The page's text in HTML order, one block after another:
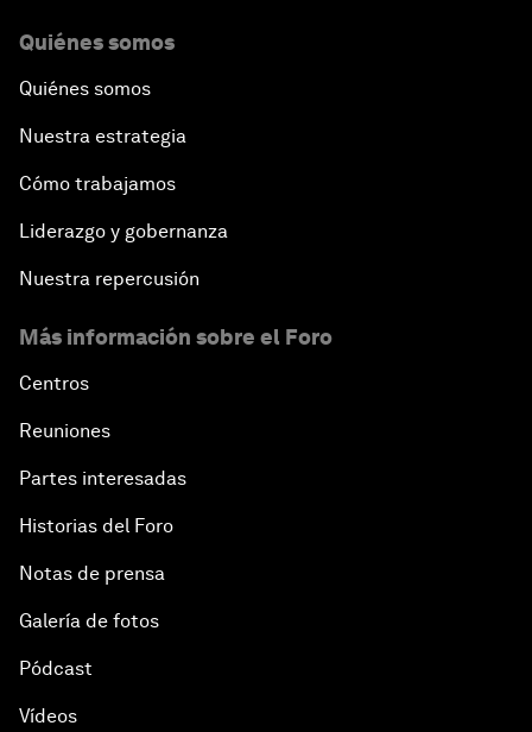
Quiénes somos
Quiénes somos
Nuestra estrategia
Cómo trabajamos
Liderazgo y gobernanza
Nuestra repercusión
Más información sobre el Foro
Centros
Reuniones
Partes interesadas
Historias del Foro
Notas de prensa
Galería de fotos
Pódcast
Vídeos